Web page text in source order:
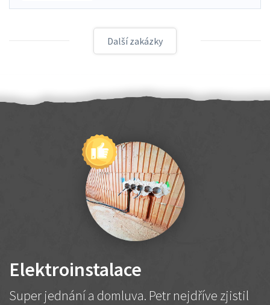
Další zakázky
Elektroinstalace
Super jednání a domluva. Petr nejdříve zjistil